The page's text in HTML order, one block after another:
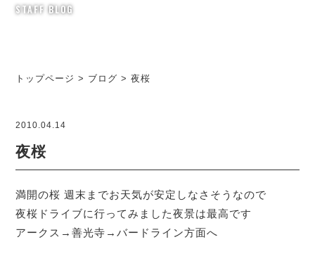
STAFF BLOG
トップページ > ブログ >夜桜
2010.04.14
夜桜
満開の桜 週末までお天気が安定しなさそうなので
夜桜ドライブに行ってみました夜景は最高です
アークス→善光寺→バードライン方面へ